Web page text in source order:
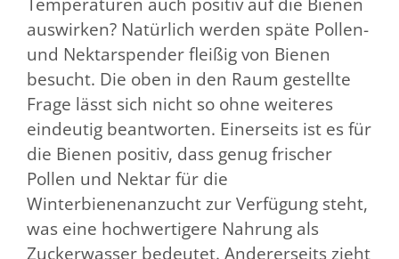
auswirken? Natürlich werden späte Pollen-
und Nektarspender fleißig von Bienen
besucht. Die oben in den Raum gestellte
Frage lässt sich nicht so ohne weiteres
eindeutig beantworten. Einerseits ist es für
die Bienen positiv, dass genug frischer
Pollen und Nektar für die
Winterbienenanzucht zur Verfügung steht,
was eine hochwertigere Nahrung als
Zuckerwasser bedeutet. Andererseits zieht